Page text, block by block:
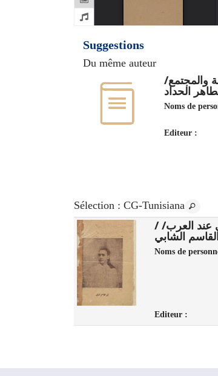
Suggestions
Du même auteur
والمجتمع/
الحداد
Noms de
Editeur :
Sélection : CG-Tunisiana
عند العرب/ /
الشابي
Noms de
Editeur :